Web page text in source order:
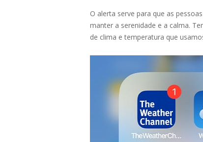
O alerta serve para que as
manter a serenidade e a calma.
de clima e temperatura que